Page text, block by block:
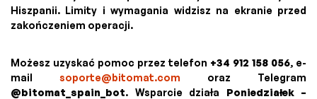
Hiszpanii. Limity i wymagania widzisz na ekranie przed
zakończeniem operacji.
Możesz uzyskać pomoc przez telefon +34 912 158 056, e-
mail soporte@bitomat.com oraz Telegram
@bitomat_spain_bot. Wsparcie działa Poniedziałek –